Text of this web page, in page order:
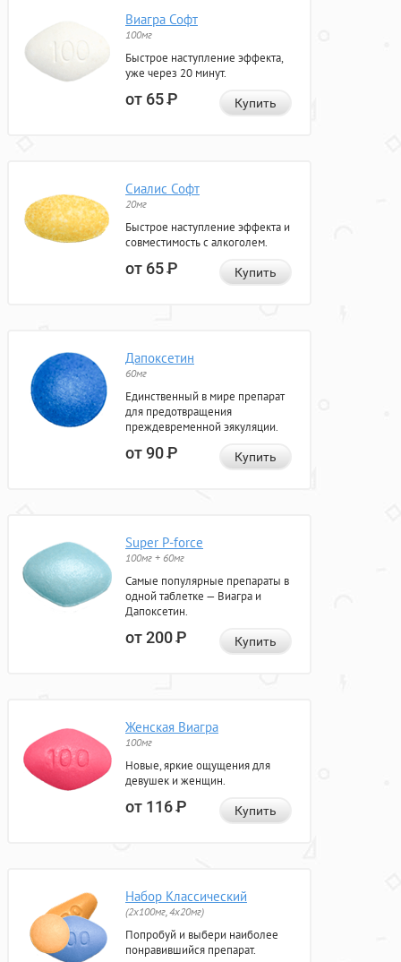
Виагра Софт
100мг
Быстрое наступление эффекта,
уже через 20 минут.
от 65Р Купить
Сиалис Софт
20мг
Быстрое наступление эффекта и
совместимость с алкоголем.
от 65Р Купить
Дапоксетин
60мг
Единственный в мире препарат
для предотвращения
преждевременной эякуляции.
от 90Р Купить
Super P-force
100мг + 60мг
Самые популярные препараты в
одной таблетке — Виагра и
Дапоксетин.
от 200Р Купить
Женская Виагра
100мг
Новые, яркие ощущения для
девушек и женщин.
от 116Р Купить
Набор Классический
(2x100мг, 4x20мг)
Попробуй и выбери наиболее
понравившийся препарат.